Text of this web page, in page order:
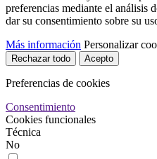
preferencias mediante el análisis
dar su consentimiento sobre su
Más información Personalizar
Rechazar todo Acepto
Preferencias de cookies
Consentimiento
Cookies funcionales
Técnica
No